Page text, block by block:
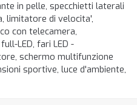
in pelle, specchietti laterali
limitatore di velocita',
con telecamera,
LED, fari LED -
schermo multifunzione
sportive, luce d'ambiente,